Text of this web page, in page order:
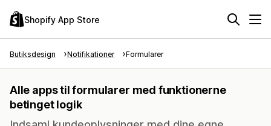
Shopify App Store
Butiksdesign Notifikationer Formularer
Alle apps til formularer med funktionerne
betinget logik